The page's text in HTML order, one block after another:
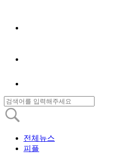
전체뉴스
피플